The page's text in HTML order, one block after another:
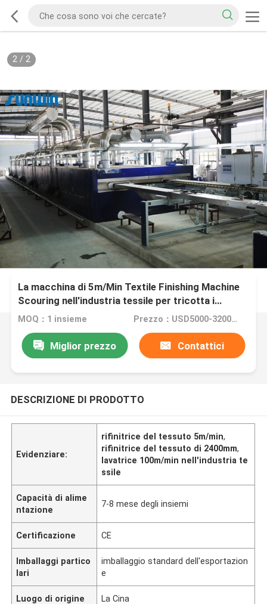
2/ 2
La macchina di 5m/Min Textile Finishing Machine
Scouring nell'industria tessile per tricotta i
tessuti
MOQ：1 insieme Prezzo：USD5000-320000
Miglior prezzo Contattici
DESCRIZIONE DI PRODOTTO
Evidenziare:
rifinitrice del tessuto 5m/min,
rifinitrice del tessuto di 2400mm,
lavatrice 100m/min nell'industria te
ssile
Capacità di alime
ntazione
7-8 mese degli insiemi
Certificazione CE
Imballaggi partico
lari
imballaggio standard dell'esportazion
e
Luogo di origine La Cina